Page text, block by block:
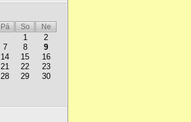
Pá So Ne
1
2
7 8
9
14 15
16
21 22
23
28 29
30